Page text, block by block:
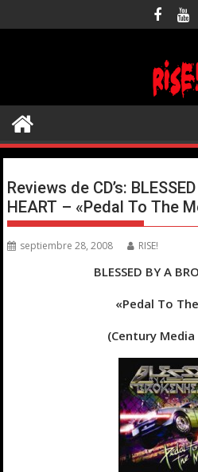
al
Reviews de CD’s:
HEART – «Pedal To The
septiembre 28, 2008 RISE!
BLESSED BY A
«Pedal To
(Century